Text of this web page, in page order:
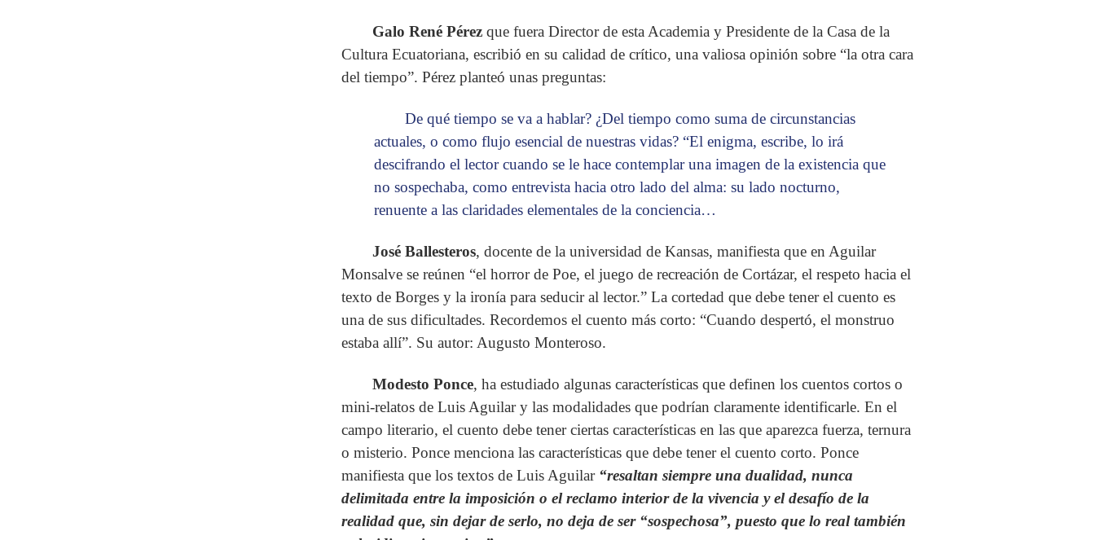
Galo René Pérezque fuera Director de esta Academia y Presidente de la Casa de la
Cultura Ecuatoriana, escribió en su calidad de crítico, una valiosa opinión sobre “la otra cara
del tiempo”. Pérez planteó unas preguntas:
De qué tiempo se va a hablar? ¿Del tiempo como suma de circunstancias
actuales, o como flujo esencial de nuestras vidas? “El enigma, escribe, lo irá
descifrando el lector cuando se le hace contemplar una imagen de la existencia que
no sospechaba, como entrevista hacia otro lado del alma: su lado nocturno,
renuente a las claridades elementales de la conciencia…
José Ballesteros, docente de la universidad de Kansas, manifiesta que en Aguilar
Monsalve se reúnen “el horror de Poe, el juego de recreación de Cortázar, el respeto hacia el
texto de Borges y la ironía para seducir al lector.” La cortedad que debe tener el cuento es
una de sus dificultades. Recordemos el cuento más corto: “Cuando despertó, el monstruo
estaba allí”. Su autor: Augusto Monteroso.
Modesto Ponce, ha estudiado algunas características que definen los cuentos cortos o
mini-relatos de Luis Aguilar y las modalidades que podrían claramente identificarle. En el
campo literario, el cuento debe tener ciertas características en las que aparezca fuerza, ternura
o misterio. Ponce menciona las características que debe tener el cuento corto. Ponce
manifiesta que los textos de Luis Aguilar “resaltan siempre una dualidad, nunca
delimitada entre la imposición o el reclamo interior de la vivencia y el desafío de la
realidad que, sin dejar de serlo, no deja de ser “sospechosa”, puesto que lo real también